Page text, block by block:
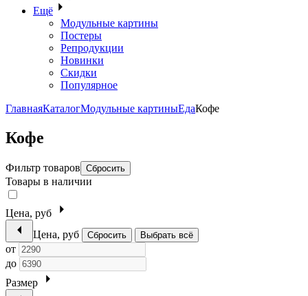
Ещё
Модульные картины
Постеры
Репродукции
Новинки
Скидки
Популярное
ГлавнаяКаталогМодульные картиныЕдаКофе
Кофе
Фильтр товаров Сбросить
Товары в наличии
Цена, руб
Цена, руб
Сбросить Выбрать всё
от
до
Размер